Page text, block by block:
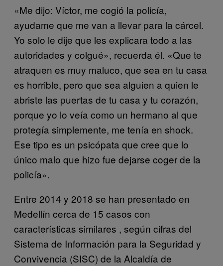
«Me dijo: Víctor, me cogió la policía,
ayudame que me van a llevar para la cárcel.
Yo solo le dije que les explicara todo a las
autoridades y colgué», recuerda él. «Que te
atraquen es muy maluco, que sea en tu casa
es horrible, pero que sea alguien a quien le
abriste las puertas de tu casa y tu corazón,
porque yo lo veía como un hermano al que
protegía simplemente, me tenía en shock.
Ese tipo es un psicópata que cree que lo
único malo que hizo fue dejarse coger de la
policía».
Entre 2014 y 2018 se han presentado en
Medellín cerca de 15 casos con
características similares , según cifras del
Sistema de Información para la Seguridad y
Convivencia (SISC) de la Alcaldía de